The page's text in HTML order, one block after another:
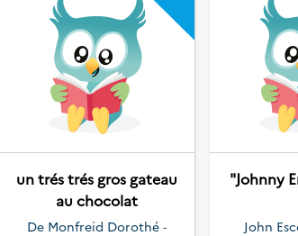
un trés trés gros gateau
au chocolat
De Monfreid Dorothé-
"Johnny
John